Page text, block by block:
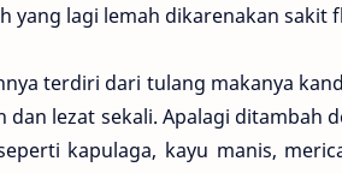
lagi lemah dikarenakan sakit
terdiri dari tulang makanya
lezat sekali. Apalagi ditambah
kapulaga, kayu manis,